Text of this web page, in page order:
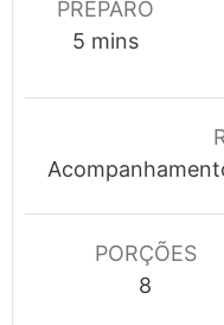
PREPARO
5minutes
mins
PORÇÕES
8